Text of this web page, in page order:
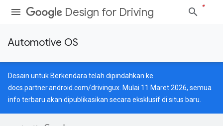
Design for Driving
Automotive OS
Desain untuk Berkendara telah dipindahkan ke
docs.partner.android.com/drivingux . Mulai 11 Maret 2026, semua
info terbaru akan dipublikasikan secara eksklusif di situs baru.